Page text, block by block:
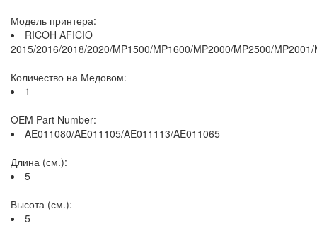
Модель принтера:
RICOH AFICIO
2015/2016/2018/2020/MP1500/MP1600/MP2000/MP2500/
Количество на Медовом:
1
OEM Part Number:
AE011080/AE011105/AE011113/AE011065
Длина (см.):
5
Высота (см.):
5